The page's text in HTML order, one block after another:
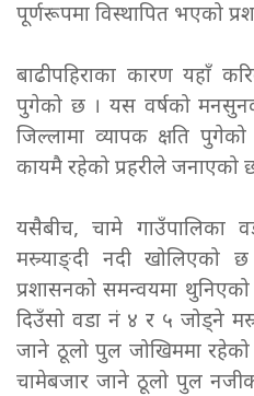
पूर्णरूपमा विस्थापित भएको
बाढीपहिराका कारण यहाँ
पुगेको छ । यस वर्षको
जिल्लामा व्यापक क्षति
कायमै रहेको प्रहरीले जनाएको
यसैबीच, चामे
मस्र्याङ्दी नदी खोलिएको
प्रशासनको समन्वयमा
दिउँसो वडा नं ४ र ५ जोड्ने
जाने ठूलो पुल जोखिममा रहेको
चामेबजार जाने ठूलो पुल नजीक